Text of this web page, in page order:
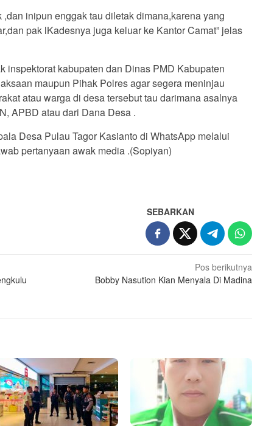
inipun enggak tau diletak dimana,karena yang
pak lKadesnya juga keluar ke Kantor Camat” jelas
inspektorat kabupaten dan Dinas PMD Kabupaten
maupun Pihak Polres agar segera meninjau
atau warga di desa tersebut tau darimana asalnya
APBD atau dari Dana Desa .
Desa Pulau Tagor Kasianto di WhatsApp melalui
pertanyaan awak media .(Sopiyan)
SEBARKAN
Pos berikutnya
Bobby Nasution Kian Menyala Di Madina